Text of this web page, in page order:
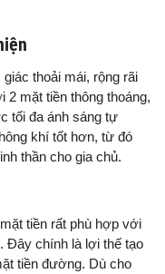
thoải mái, rộng rãi
2 mặt tiền thông thoáng,
tối đa ánh sáng tự
khí tốt hơn, từ đó
thần cho gia chủ.
tiền rất phù hợp với
Đây chính là lợi thế tạo
tiền đường. Dù cho